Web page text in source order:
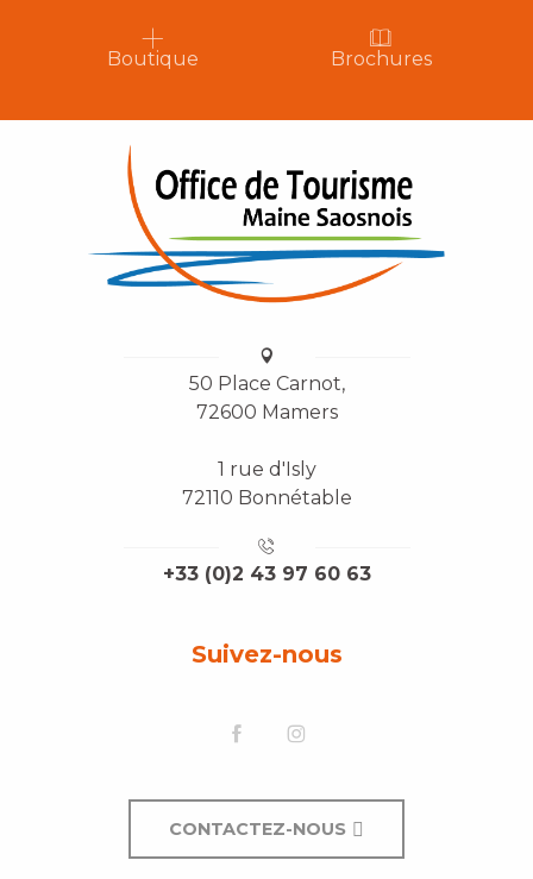
Boutique Brochures
50 Place Carnot,
72600 Mamers
1 rue d'Isly
72110 Bonnétable
+33 (0)2 43 97 60 63
Suivez-nous
CONTACTEZ-NOUS